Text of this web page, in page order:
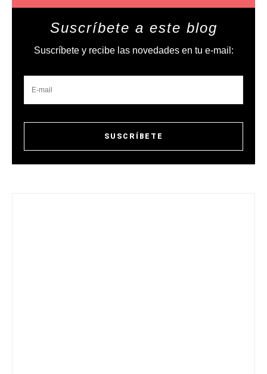
Suscríbete a este blog
Suscríbete y recibe las novedades en tu e-mail: